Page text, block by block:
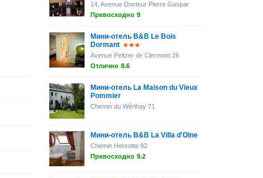
14, Avenue Docteur Pierre Gaspar
Превосходно 9
Мини-отель B&B Le Bois
Dormant
Avenue Peltzer de Clermont 26
Отлично 8.6
Мини-отель La Maison du Vieux
Pommier
Chemin du Wérihay 71
Мини-отель B&B La Villa d'Olne
Chemin Henrotte 92
Превосходно 9.2